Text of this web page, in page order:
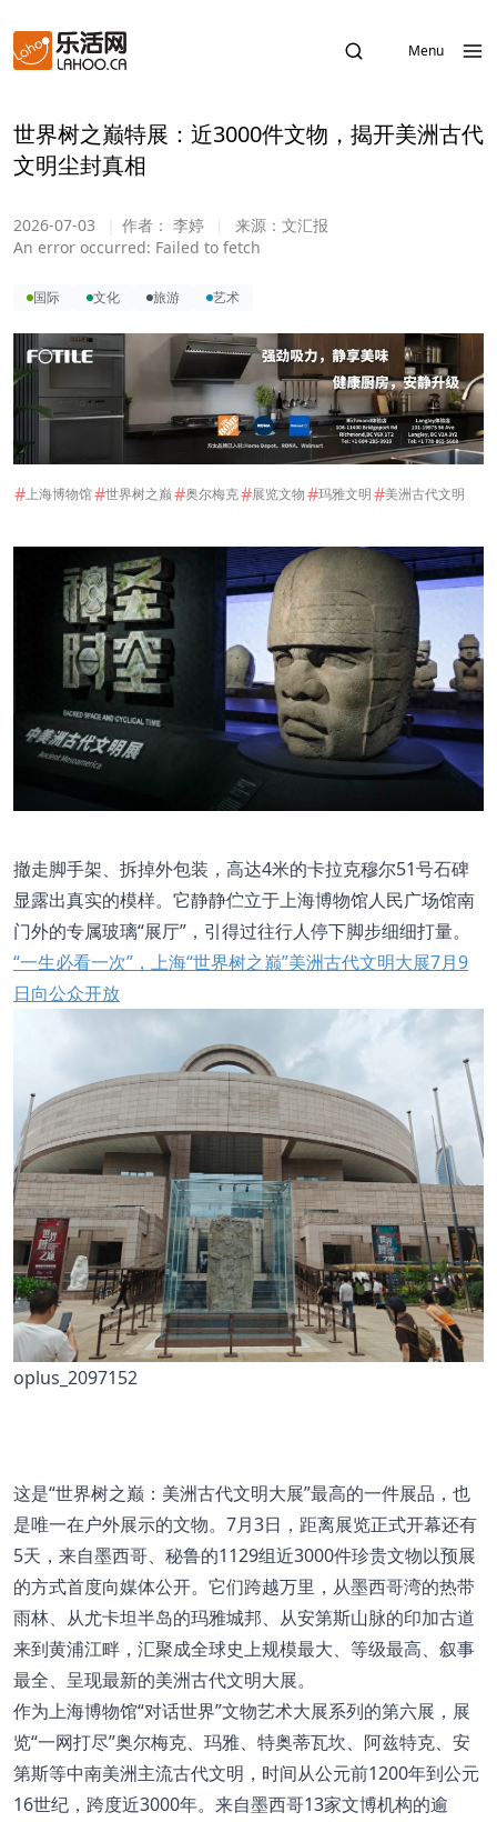
Menu
世界树之巅特展：近3000件文物，揭开美洲古代
文明尘封真相
2026-07-03 作者： 李婷 来源： 文汇报
An error occurred: Failed to fetch
国际 文化 旅游 艺术
#上海博物馆#世界树之巅#奥尔梅克#展览文物#玛雅文明#美洲古代文明
撤走脚手架、拆掉外包装，高达4米的卡拉克穆尔51号石碑
显露出真实的模样。它静静伫立于上海博物馆人民广场馆南
门外的专属玻璃“展厅”，引得过往行人停下脚步细细打量。
“一生必看一次”，上海“世界树之巅”美洲古代文明大展7月9
日向公众开放
oplus_2097152
这是“世界树之巅：美洲古代文明大展”最高的一件展品，也
是唯一在户外展示的文物。7月3日，距离展览正式开幕还有
5天，来自墨西哥、秘鲁的1129组近3000件珍贵文物以预展
的方式首度向媒体公开。它们跨越万里，从墨西哥湾的热带
雨林、从尤卡坦半岛的玛雅城邦、从安第斯山脉的印加古道
来到黄浦江畔，汇聚成全球史上规模最大、等级最高、叙事
最全、呈现最新的美洲古代文明大展。
作为上海博物馆“对话世界”文物艺术大展系列的第六展，展
览“一网打尽”奥尔梅克、玛雅、特奥蒂瓦坎、阿兹特克、安
第斯等中南美洲主流古代文明，时间从公元前1200年到公元
16世纪，跨度近3000年。来自墨西哥13家文博机构的逾